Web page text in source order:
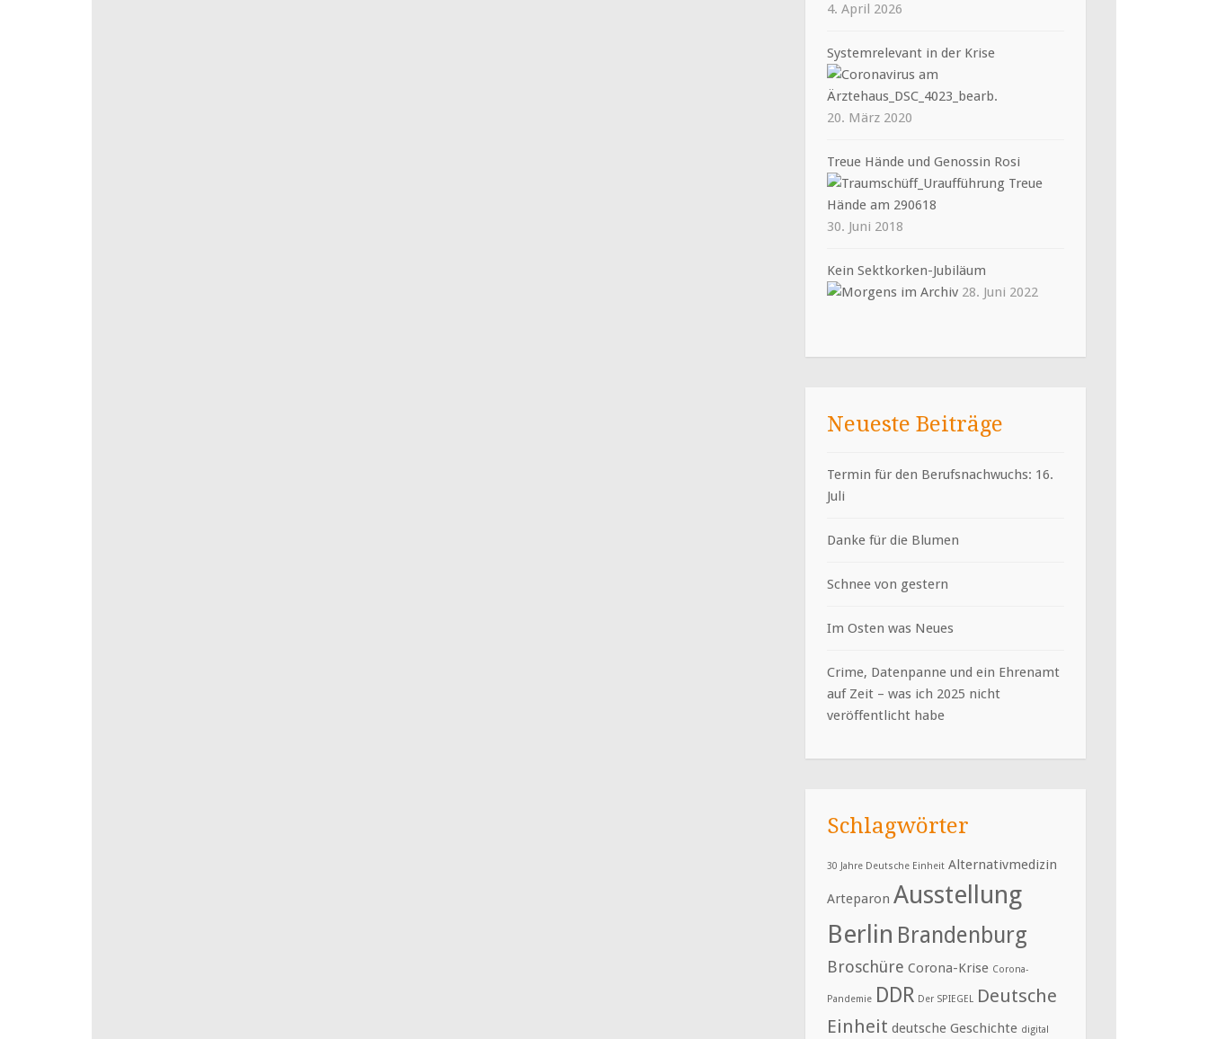
4. April 2026
Systemrelevant in der Krise
20. März 2020
Treue Hände und Genossin Rosi
30. Juni 2018
Kein Sektkorken-Jubiläum
28. Juni 2022
Neueste Beiträge
Termin für den Berufsnachwuchs: 16.
Juli
Danke für die Blumen
Schnee von gestern
Im Osten was Neues
Crime, Datenpanne und ein Ehrenamt
auf Zeit – was ich 2025 nicht
veröffentlicht habe
Schlagwörter
30 Jahre Deutsche Einheit Alternativmedizin
Arteparon Ausstellung
Berlin Brandenburg
Broschüre Corona-Krise Corona-
Pandemie DDR Der SPIEGEL Deutsche
Einheit deutsche Geschichte digital